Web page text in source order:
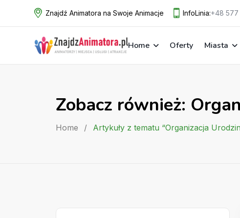
Znajdź Animatora na Swoje Animacje InfoLinia:+48
Home Oferty Miasta
Zobacz również:
Home / Artykuły z tematu “Organizacja